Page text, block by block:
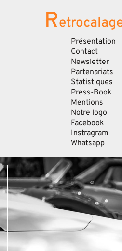
R
Présentation
Contact
Newsletter
Partenariats
Statistiques
Press-Book
Mentions
Notre logo
Facebook
Instragram
Whatsapp